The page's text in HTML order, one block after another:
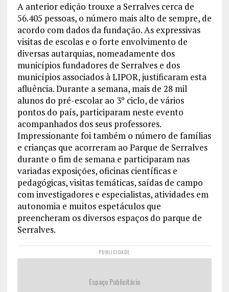
A anterior edição trouxe a Serralves cerca de
56.405 pessoas, o número mais alto de sempre, de
acordo com dados da fundação. As expressivas
visitas de escolas e o forte envolvimento de
diversas autarquias, nomeadamente dos
municípios fundadores de Serralves e dos
municípios associados à LIPOR, justificaram esta
afluência. Durante a semana, mais de 28 mil
alunos do pré-escolar ao 3º ciclo, de vários
pontos do país, participaram neste evento
acompanhados dos seus professores.
Impressionante foi também o número de famílias
e crianças que acorreram ao Parque de Serralves
durante o fim de semana e participaram nas
variadas exposições, oficinas científicas e
pedagógicas, visitas temáticas, saídas de campo
com investigadores e especialistas, atividades em
autonomia e muitos espetáculos que
preencheram os diversos espaços do parque de
Serralves.
PUBLICIDADE
Espaço Publicitário